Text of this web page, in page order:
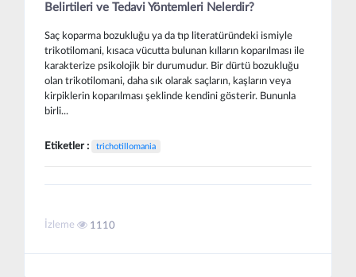
Belirtileri ve Tedavi Yöntemleri Nelerdir?
Saç koparma bozukluğu ya da tıp literatüründeki ismiyle
trikotilomani, kısaca vücutta bulunan kılların koparılması ile
karakterize psikolojik bir durumudur. Bir dürtü bozukluğu
olan trikotilomani, daha sık olarak saçların, kaşların veya
kirpiklerin koparılması şeklinde kendini gösterir. Bununla
birli...
Etiketler : trichotillomania
İzleme 1110